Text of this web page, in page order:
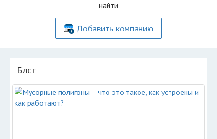
найти
Добавить компанию
Блог